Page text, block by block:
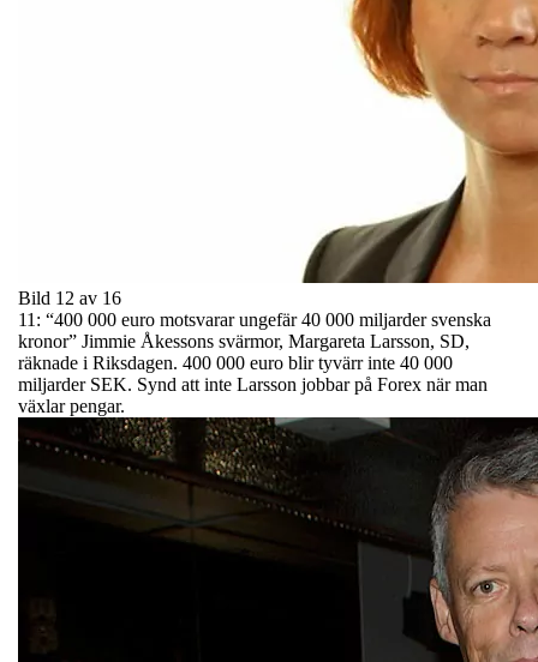
Bild 12 av 16
11: “400 000 euro motsvarar ungefär 40 000 miljarder svenska
kronor” Jimmie Åkessons svärmor, Margareta Larsson, SD,
räknade i Riksdagen. 400 000 euro blir tyvärr inte 40 000
miljarder SEK. Synd att inte Larsson jobbar på Forex när man
växlar pengar.